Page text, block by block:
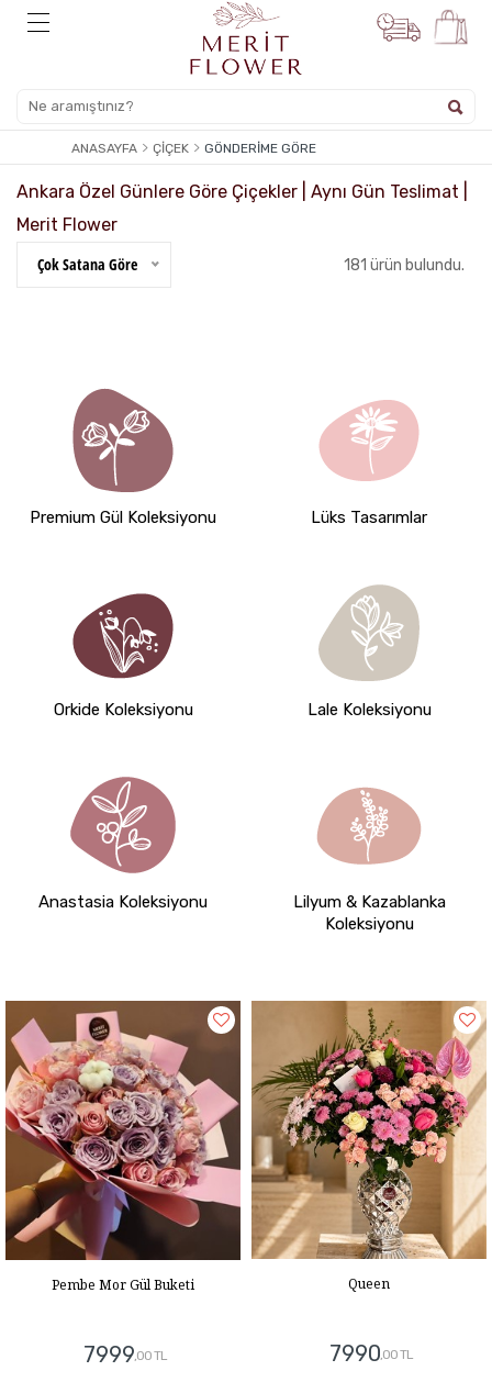
ANASAYFA ÇIÇEK GÖNDERİME GÖRE
Ankara Özel Günlere Göre Çiçekler | Aynı Gün Teslimat |
Merit Flower
Çok Satana Göre
181 ürün bulundu.
Premium Gül Koleksiyonu Lüks Tasarımlar
Orkide Koleksiyonu Lale Koleksiyonu
Anastasia Koleksiyonu
Lilyum & Kazablanka
Koleksiyonu
Pembe Mor Gül Buketi
7999,00 TL
Queen
7990,00 TL